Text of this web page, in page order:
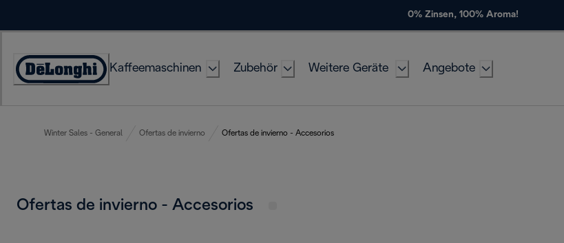
0% Zinsen, 100% Aroma!
Erklärung
Kaffeemaschinen Zubehör Weitere Geräte Angebote
Winter Sales - General Ofertas de invierno Ofertas de invierno - Accesorios
Ofertas de invierno - Accesorios